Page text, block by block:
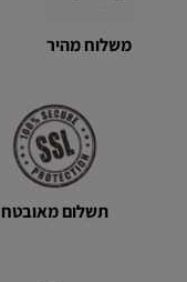
משלוח מהיר
תשלום מאובטח